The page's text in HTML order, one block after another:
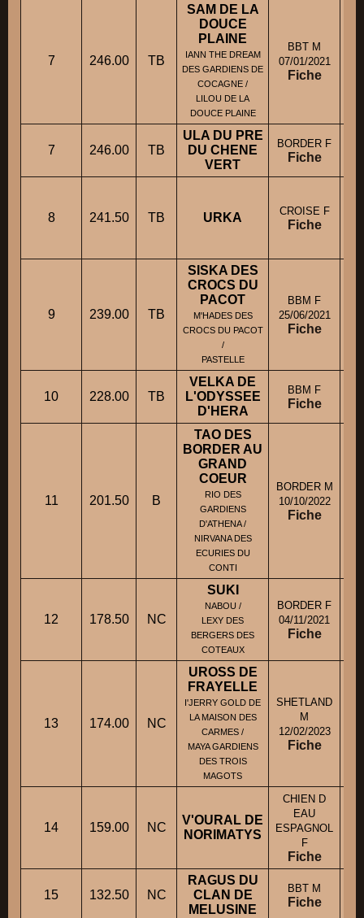
7 246.00 TB
SAM DE LA
DOUCE
PLAINE
IANN THE DREAM
DES GARDIENS DE
COCAGNE /
LILOU DE LA
DOUCE PLAINE
BBT M
07/01/2021
Fiche
7 246.00 TB
ULA DU PRE
DU CHENE
VERT
BORDER F
Fiche
8 241.50 TB URKA CROISE F
Fiche
9 239.00 TB
SISKA DES
CROCS DU
PACOT
M'HADES DES
CROCS DU PACOT
/
PASTELLE
BBM F
25/06/2021
Fiche
10 228.00 TB
VELKA DE
L'ODYSSEE
D'HERA
BBM F
Fiche
11 201.50 B
TAO DES
BORDER AU
GRAND
COEUR
RIO DES
GARDIENS
D'ATHENA /
NIRVANA DES
ECURIES DU
CONTI
BORDER M
10/10/2022
Fiche
12 178.50 NC
SUKI
NABOU /
LEXY DES
BERGERS DES
COTEAUX
BORDER F
04/11/2021
Fiche
13 174.00 NC
UROSS DE
FRAYELLE
I'JERRY GOLD DE
LA MAISON DES
CARMES /
MAYA GARDIENS
DES TROIS
MAGOTS
SHETLAND
M
12/02/2023
Fiche
14 159.00 NC
V'OURAL DE
NORIMATYS
CHIEN D
EAU
ESPAGNOL
F
Fiche
15 132.50 NC
RAGUS DU
CLAN DE
MELUSINE
BBT M
Fiche